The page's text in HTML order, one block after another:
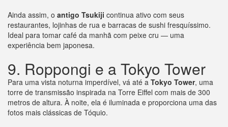
Ainda assim, o antigo Tsukiji continua ativo com seus
restaurantes, lojinhas de rua e barracas de sushi fresquíssimo.
Ideal para tomar café da manhã com peixe cru — uma
experiência bem japonesa.
9. Roppongi e a Tokyo Tower
Para uma vista noturna imperdível, vá até a Tokyo Tower, uma
torre de transmissão inspirada na Torre Eiffel com mais de 300
metros de altura. À noite, ela é iluminada e proporciona uma das
fotos mais clássicas de Tóquio.